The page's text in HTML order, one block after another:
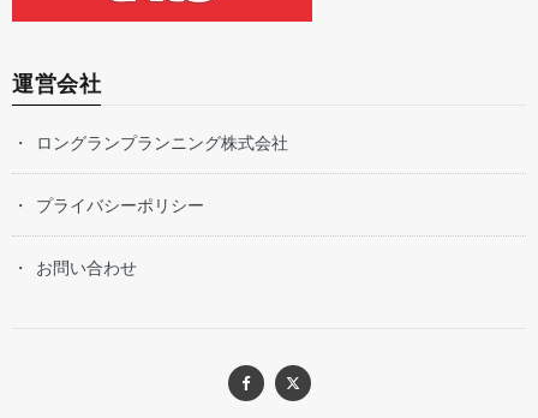
運営会社
ロングランプランニング株式会社
プライバシーポリシー
お問い合わせ